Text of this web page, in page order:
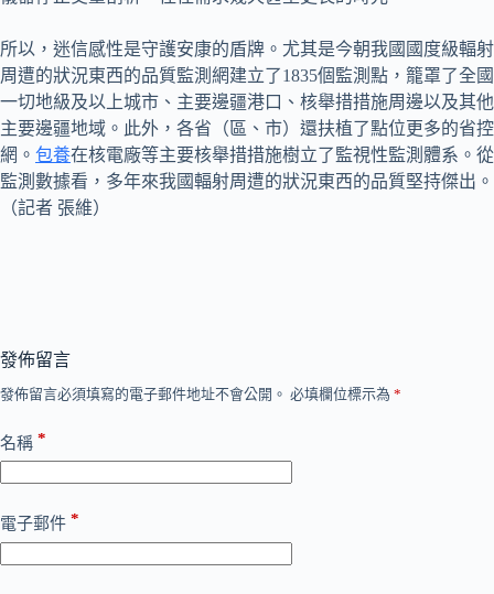
所以，迷信感性是守護安康的盾牌。尤其是今朝我國國度級輻射
周遭的狀況東西的品質監測網建立了1835個監測點，籠罩了全國
一切地級及以上城市、主要邊疆港口、核舉措措施周邊以及其他
主要邊疆地域。此外，各省（區、市）還扶植了點位更多的省控
網。 包養在核電廠等主要核舉措措施樹立了監視性監測體系。從
監測數據看，多年來我國輻射周遭的狀況東西的品質堅持傑出。
（記者 張維）
發佈留言
發佈留言必須填寫的電子郵件地址不會公開。 必填欄位標示為 *
名稱 *
電子郵件 *